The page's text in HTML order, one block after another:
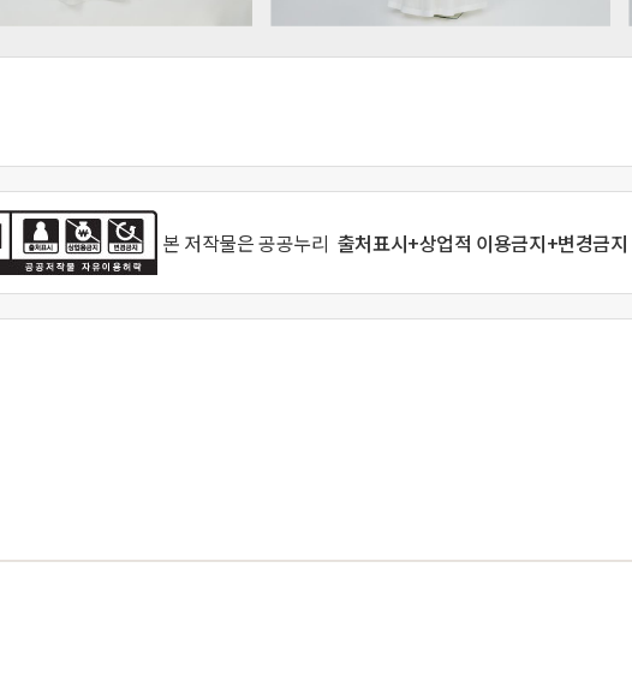
본 저작물은공공누리 출처표시+상업적 이용금지+변경금지